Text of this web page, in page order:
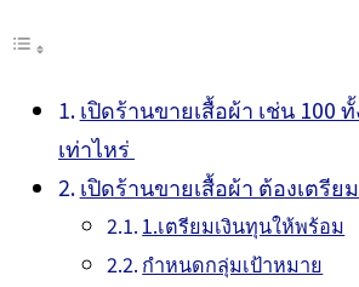
เปิดร้านขายเสื้อผ้า เช่น 100
เท่าไหร่
เปิดร้านขายเสื้อผ้า ต้องเตรีย
1.เตรียมเงินทุนให้พร้อม
กำหนดกลุ่มเป้าหมาย